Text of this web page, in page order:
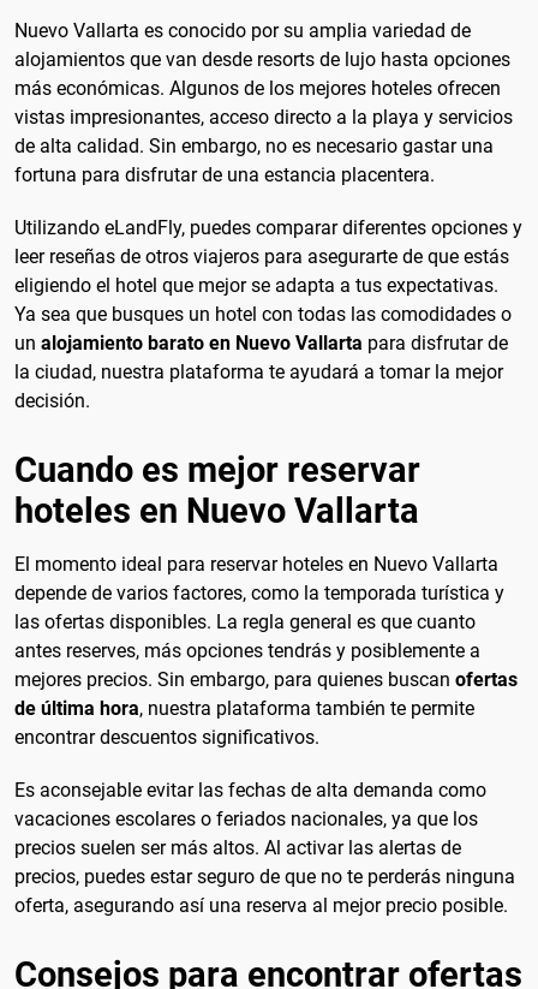
Nuevo Vallarta es conocido por su amplia variedad de
alojamientos que van desde resorts de lujo hasta opciones
más económicas. Algunos de los mejores hoteles ofrecen
vistas impresionantes, acceso directo a la playa y servicios
de alta calidad. Sin embargo, no es necesario gastar una
fortuna para disfrutar de una estancia placentera.
Utilizando eLandFly, puedes comparar diferentes opciones y
leer reseñas de otros viajeros para asegurarte de que estás
eligiendo el hotel que mejor se adapta a tus expectativas.
Ya sea que busques un hotel con todas las comodidades o
un alojamiento barato en Nuevo Vallarta para disfrutar de
la ciudad, nuestra plataforma te ayudará a tomar la mejor
decisión.
Cuando es mejor reservar
hoteles en Nuevo Vallarta
El momento ideal para reservar hoteles en Nuevo Vallarta
depende de varios factores, como la temporada turística y
las ofertas disponibles. La regla general es que cuanto
antes reserves, más opciones tendrás y posiblemente a
mejores precios. Sin embargo, para quienes buscan ofertas
de última hora, nuestra plataforma también te permite
encontrar descuentos significativos.
Es aconsejable evitar las fechas de alta demanda como
vacaciones escolares o feriados nacionales, ya que los
precios suelen ser más altos. Al activar las alertas de
precios, puedes estar seguro de que no te perderás ninguna
oferta, asegurando así una reserva al mejor precio posible.
Consejos para encontrar ofertas